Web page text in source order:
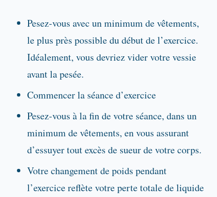
Pesez-vous avec un minimum de vêtements,
le plus près possible du début de l’exercice.
Idéalement, vous devriez vider votre vessie
avant la pesée.
Commencer la séance d’exercice
Pesez-vous à la fin de votre séance, dans un
minimum de vêtements, en vous assurant
d’essuyer tout excès de sueur de votre corps.
Votre changement de poids pendant
l’exercice reflète votre perte totale de liquide